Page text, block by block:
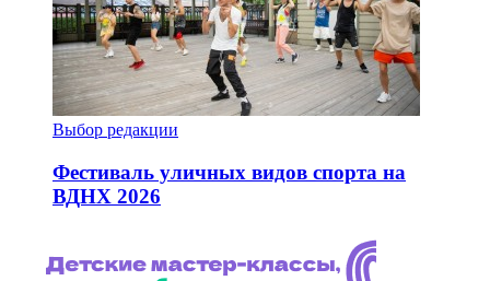
Выбор редакции
Фестиваль уличных видов спорта на
ВДНХ 2026